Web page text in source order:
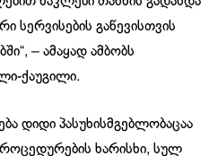
სერვისების გაწევისთვის
– ამაყად ამბობს
ქაუგილი.
დიდი პასუხისმგებლობაცაა
ხარისხი, სულ